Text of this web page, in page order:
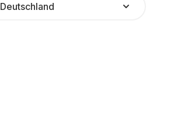
Deutschland